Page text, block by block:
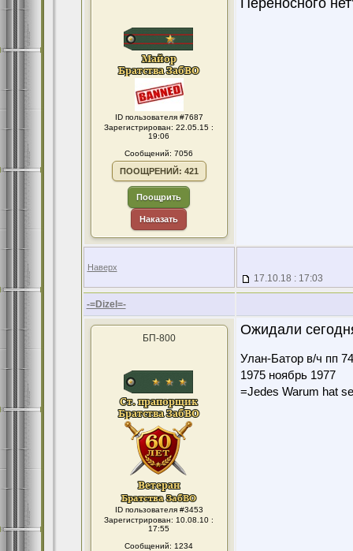
ID пользователя #7687
Зарегистрирован: 22.05.15 :
19:06
Сообщений: 7056
ПООЩРЕНИЙ: 421
Поощрить
Наказать
Переносного
Наверх
17.10.18 : 17:03
-=Dizel=-
БП-800
ID пользователя #3453
Зарегистрирован: 10.08.10 :
17:55
Сообщений: 1234
Ожидали
Улан-Батор в/ч пп
1975 ноябрь 1977
=Jedes Warum hat